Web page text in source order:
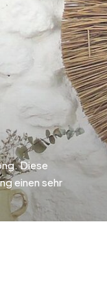
Silber
Diese
einen sehr